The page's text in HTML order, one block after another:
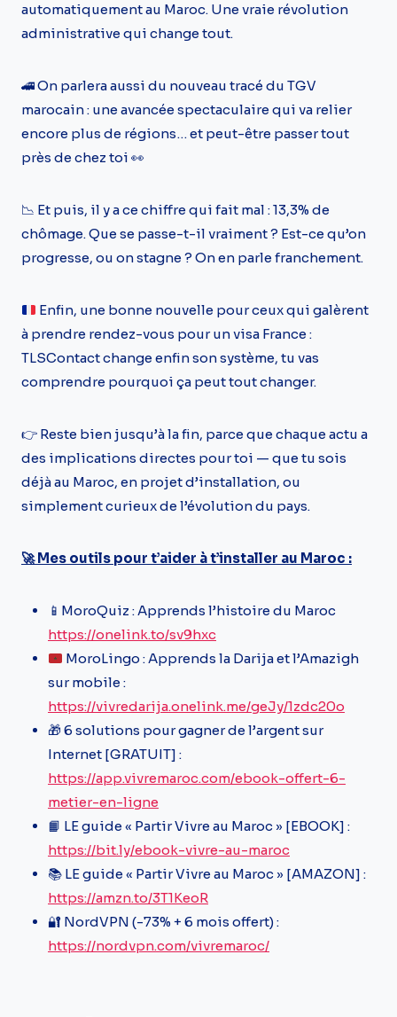
automatiquement au Maroc. Une vraie révolution
administrative qui change tout.
🚄 On parlera aussi du nouveau tracé du TGV
marocain : une avancée spectaculaire qui va relier
encore plus de régions… et peut-être passer tout
près de chez toi 👀
📉 Et puis, il y a ce chiffre qui fait mal : 13,3% de
chômage. Que se passe-t-il vraiment ? Est-ce qu’on
progresse, ou on stagne ? On en parle franchement.
Enfin, une bonne nouvelle pour ceux qui galèrent
à prendre rendez-vous pour un visa France :
TLSContact change enfin son système, tu vas
comprendre pourquoi ça peut tout changer.
👉 Reste bien jusqu’à la fin, parce que chaque actu a
des implications directes pour toi — que tu sois
déjà au Maroc, en projet d’installation, ou
simplement curieux de l’évolution du pays.
🚀 Mes outils pour t’aider à t’installer au Maroc :
📱MoroQuiz : Apprends l’histoire du Maroc
https://onelink.to/sv9hxc
MoroLingo : Apprends la Darija et l’Amazigh
sur mobile :
https://vivredarija.onelink.me/geJy/1zdc20o
🎁 6 solutions pour gagner de l’argent sur
Internet [GRATUIT] :
https://app.vivremaroc.com/ebook-offert-6-
metier-en-ligne
📙 LE guide « Partir Vivre au Maroc » [EBOOK] :
https://bit.ly/ebook-vivre-au-maroc
📚 LE guide « Partir Vivre au Maroc » [AMAZON] :
https://amzn.to/3T1KeoR
🔐 NordVPN (-73% + 6 mois offert) :
https://nordvpn.com/vivremaroc/